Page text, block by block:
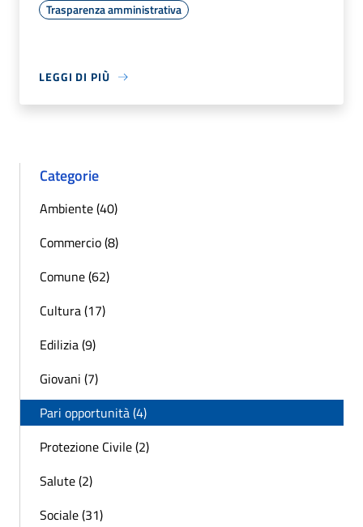
Trasparenza amministrativa
LEGGI DI PIÙ
Categorie
Ambiente (40)
Commercio (8)
Comune (62)
Cultura (17)
Edilizia (9)
Giovani (7)
Pari opportunità (4)
Protezione Civile (2)
Salute (2)
Sociale (31)